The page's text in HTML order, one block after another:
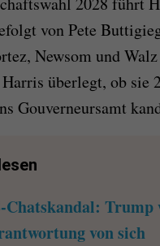
von Pete
Newsom und
überlegt, ob sie
Gouverneursamt
Chatskandal: Trump
von sich